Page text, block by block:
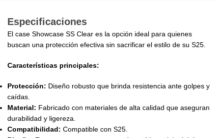
Especificaciones
El case Showcase SS Clear es la opción ideal para quienes
buscan una protección efectiva sin sacrificar el estilo de su S25.
Características principales:
Protección: Diseño robusto que brinda resistencia ante golpes y
caídas.
Material: Fabricado con materiales de alta calidad que aseguran
durabilidad y ligereza.
Compatibilidad: Compatible con S25.